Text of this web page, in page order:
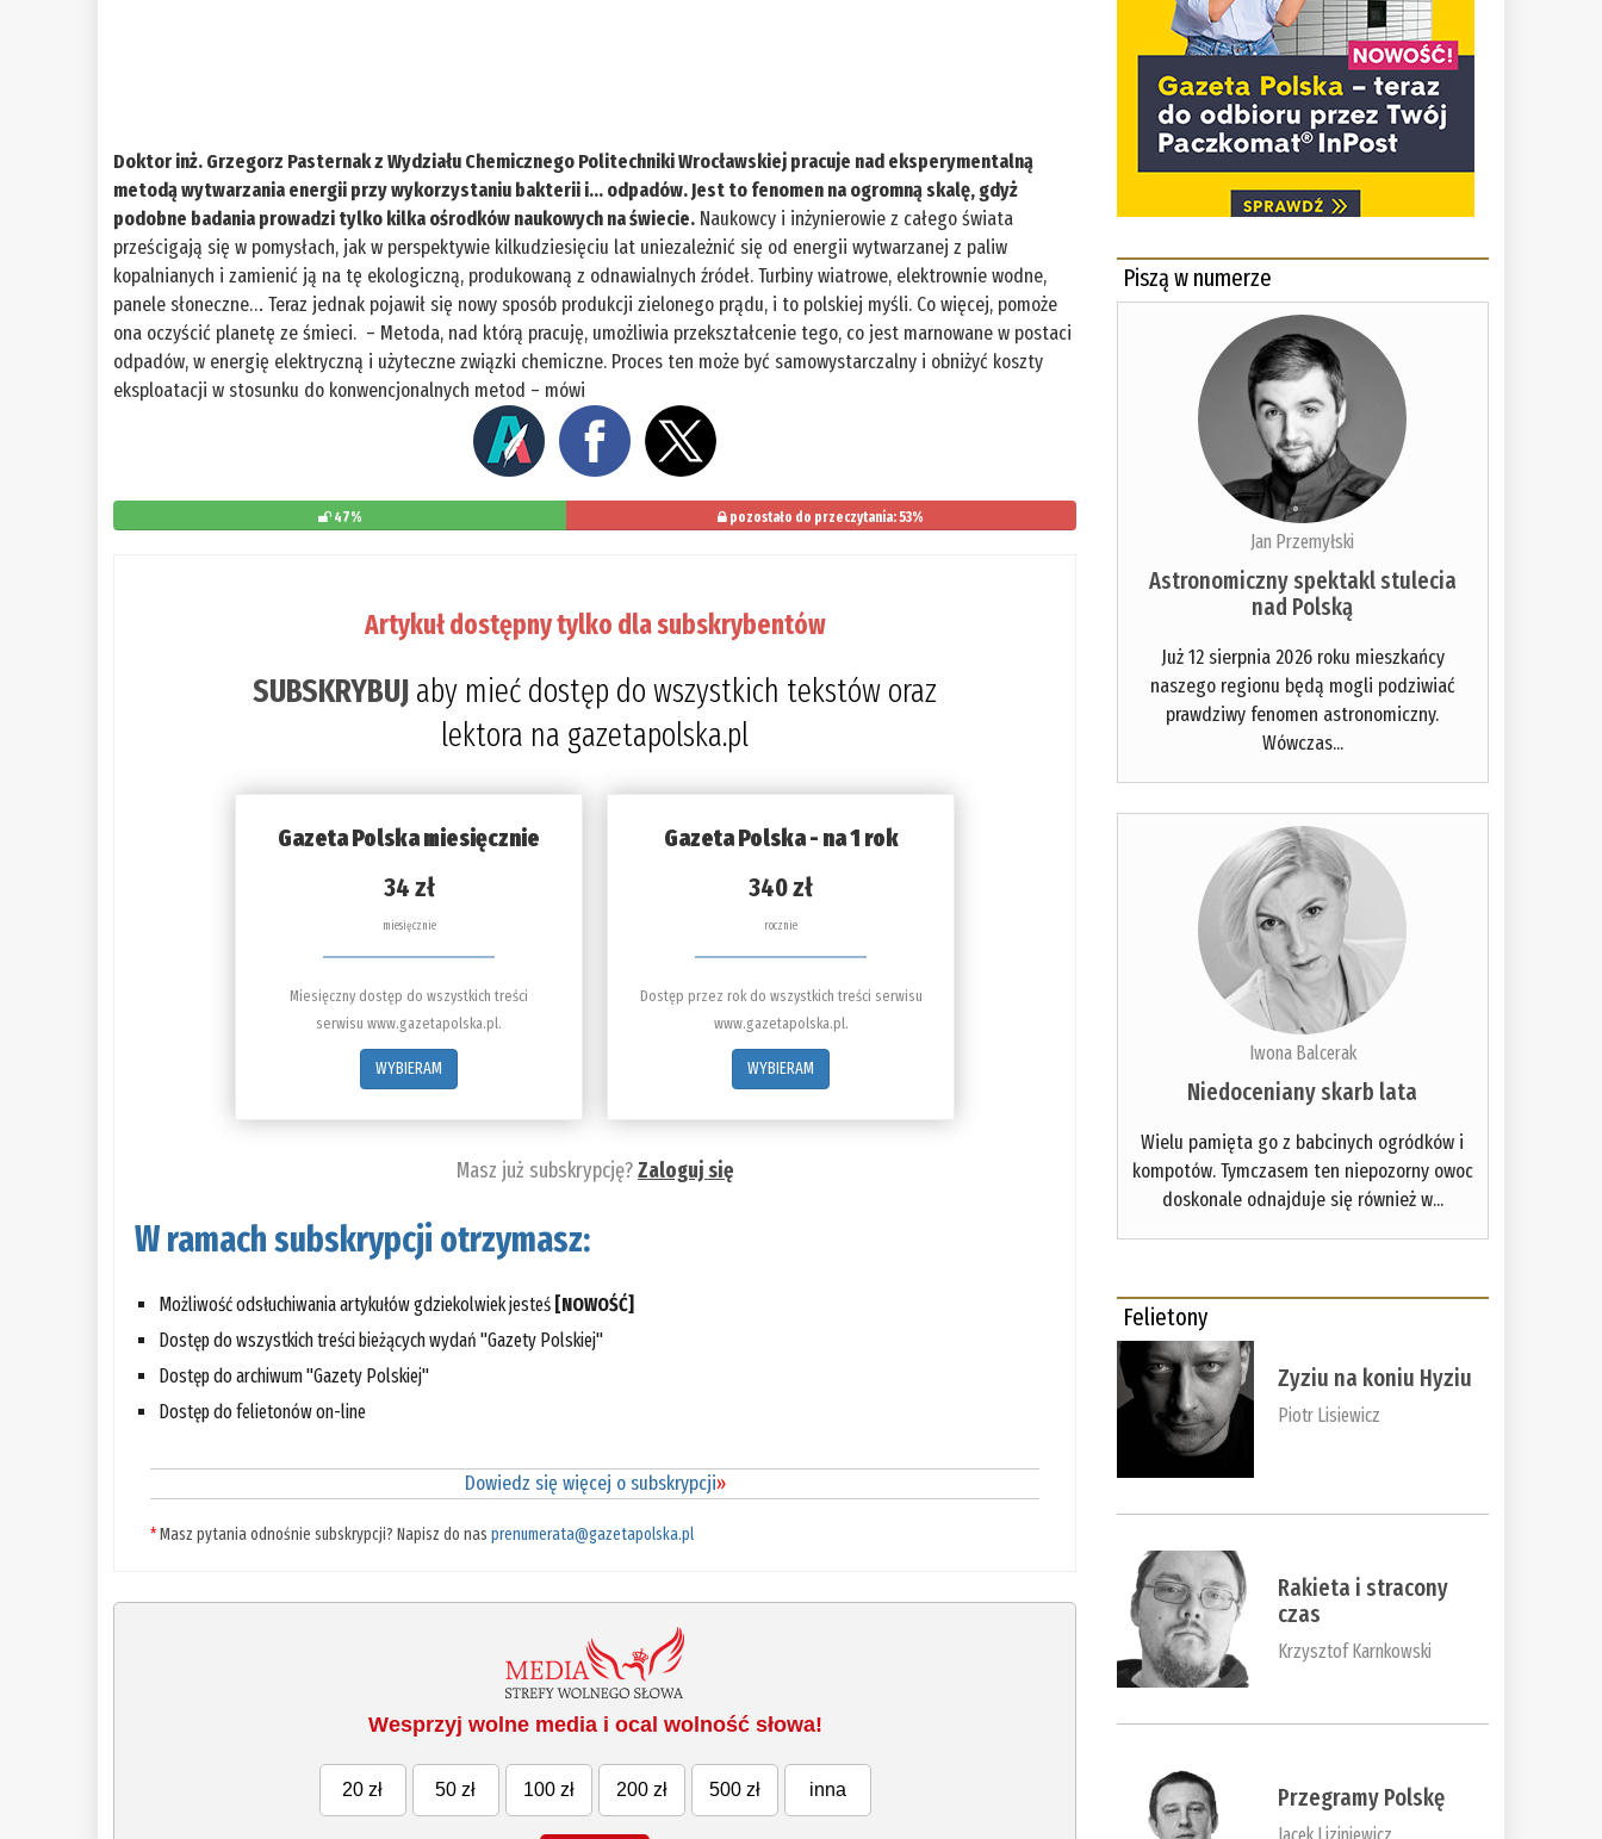
Doktor inż. Grzegorz Pasternak z Wydziału Chemicznego Politechniki Wrocławskiej pracuje nad eksperymentalną
metodą wytwarzania energii przy wykorzystaniu bakterii i... odpadów. Jest to fenomen na ogromną skalę, gdyż
podobne badania prowadzi tylko kilka ośrodków naukowych na świecie. Naukowcy i inżynierowie z całego świata
prześcigają się w pomysłach, jak w perspektywie kilkudziesięciu lat uniezależnić się od energii wytwarzanej z paliw
kopalnianych i zamienić ją na tę ekologiczną, produkowaną z odnawialnych źródeł. Turbiny wiatrowe, elektrownie wodne,
panele słoneczne… Teraz jednak pojawił się nowy sposób produkcji zielonego prądu, i to polskiej myśli. Co więcej, pomoże
ona oczyścić planetę ze śmieci. – Metoda, nad którą pracuję, umożliwia przekształcenie tego, co jest marnowane w postaci
odpadów, w energię elektryczną i użyteczne związki chemiczne. Proces ten może być samowystarczalny i obniżyć koszty
eksploatacji w stosunku do konwencjonalnych metod – mówi
47% pozostało do przeczytania: 53%
Artykuł dostępny tylko dla subskrybentów
SUBSKRYBUJ aby mieć dostęp do wszystkich tekstów oraz
lektora na gazetapolska.pl
Gazeta Polska miesięcznie
34 zł
miesięcznie
Miesięczny dostęp do wszystkich treści
serwisu www.gazetapolska.pl.
WYBIERAM
Gazeta Polska - na 1 rok
340 zł
rocznie
Dostęp przez rok do wszystkich treści serwisu
www.gazetapolska.pl.
WYBIERAM
Masz już subskrypcję?Zaloguj się
W ramach subskrypcji otrzymasz:
Możliwość odsłuchiwania artykułów gdziekolwiek jesteś [NOWOŚĆ]
Dostęp do wszystkich treści bieżących wydań "Gazety Polskiej"
Dostęp do archiwum "Gazety Polskiej"
Dostęp do felietonów on-line
Dowiedz się więcej o subskrypcji»
*Masz pytania odnośnie subskrypcji? Napisz do nasprenumerata@gazetapolska.pl
Wesprzyj wolne media i ocal wolność słowa!
20 zł 50 zł 100 zł 200 zł 500 zł inna
Piszą w numerze
Jan Przemyłski
Astronomiczny spektakl stulecia
nad Polską
Już 12 sierpnia 2026 roku mieszkańcy
naszego regionu będą mogli podziwiać
prawdziwy fenomen astronomiczny.
Wówczas...
Iwona Balcerak
Niedoceniany skarb lata
Wielu pamięta go z babcinych ogródków i
kompotów. Tymczasem ten niepozorny owoc
doskonale odnajduje się również w...
Felietony
Zyziu na koniu Hyziu
Piotr Lisiewicz
Rakieta i stracony
czas
Krzysztof Karnkowski
Przegramy Polskę